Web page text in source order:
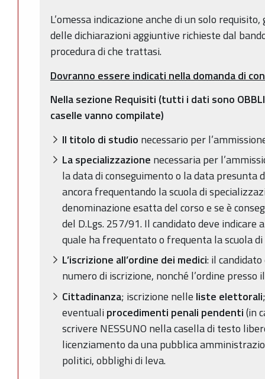
L’omessa indicazione anche di un solo
delle dichiarazioni aggiuntive richieste dal
procedura di che trattasi.
Dovranno essere indicati nella domanda di
Nella sezione Requisiti (tutti i dati sono
caselle vanno compilate)
Il titolo di studio necessario per
La specializzazione necessaria per
la data di conseguimento o la data presunta
ancora frequentando la scuola di
denominazione esatta del corso e se è
del D.Lgs. 257/91. Il candidato deve indicare
quale ha frequentato o frequenta la scuola
L’iscrizione all’ordine dei medici: il
numero di iscrizione, nonché l’ordine presso
Cittadinanza; iscrizione nelle liste elettorali
eventualiprocedimenti penali pendenti(in
scrivere NESSUNO nella casella di testo
licenziamento da una pubblica
politici, obblighi di leva.